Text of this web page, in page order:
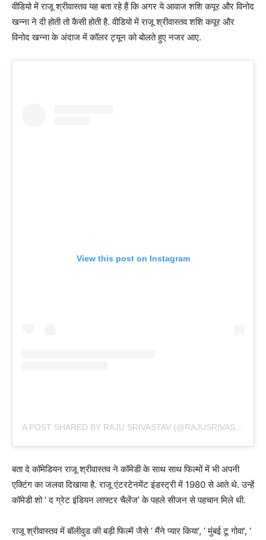
वीडियो में राजू श्रीवास्तव यह बता रहे हैं कि अगर ये आवाज शशि कपूर और विनोद
खन्ना ने दी होती तो कैसी होती है. वीडियो में राजू श्रीवास्तव शशि कपूर और
विनोद खन्ना के अंदाज में कॉलर ट्यून को बोलते हुए नजर आए.
View this post on Instagram
A POST SHARED BY RAJU SRIVASTAV (@RAJUSRIVASTAVAOFFICIAL)
बता दे कॉमेडियन राजू श्रीवास्तव ने कॉमेडी के साथ साथ फिल्मों में भी अपनी
एक्टिंग का जलवा दिखाया है. राजू एंटरटेनमेंट इंडस्ट्री में 1980 से आते थे. उन्हें
कॉमेडी शो ‘ द ग्रेट इंडियन लाफ्टर चैलेंज’ के पहले सीजन से पहचान मिले थी.
राजू श्रीवास्तव में बॉलीवुड की बड़ी फिल्में जैसे ‘ मैंने प्यार किया’, ‘ मुंबई टू गोवा’, ‘